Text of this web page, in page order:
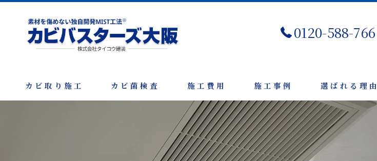
0120-588-766
カビ取り施工 カビ菌検査 施工費用 施工事例 選ばれる理由